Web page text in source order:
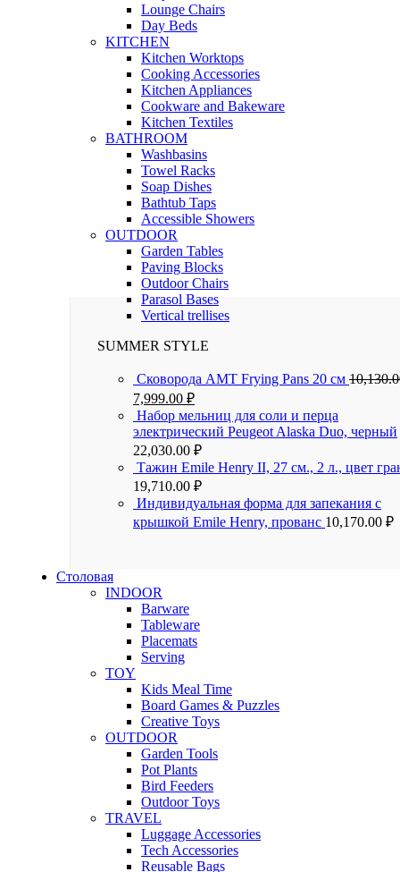
Lounge Chairs
Day Beds
KITCHEN
Kitchen Worktops
Cooking Accessories
Kitchen Appliances
Cookware and Bakeware
Kitchen Textiles
BATHROOM
Washbasins
Towel Racks
Soap Dishes
Bathtub Taps
Accessible Showers
OUTDOOR
Garden Tables
Paving Blocks
Outdoor Chairs
Parasol Bases
Vertical trellises
SUMMER STYLE
Сковорода AMT Frying Pans 20 см
7,999.00 ₽
Набор мельниц для соли и перца
электрический Peugeot Alaska Duo, черный
22,030.00 ₽
Тажин Emile Henry II, 27 см., 2 л., цвет
19,710.00 ₽
Индивидуальная форма для запекания с
крышкой Emile Henry, прованс 10,170.00 ₽
Столовая
INDOOR
Barware
Tableware
Placemats
Serving
TOY
Kids Meal Time
Board Games & Puzzles
Creative Toys
OUTDOOR
Garden Tools
Pot Plants
Bird Feeders
Outdoor Toys
TRAVEL
Luggage Accessories
Tech Accessories
Reusable Bags